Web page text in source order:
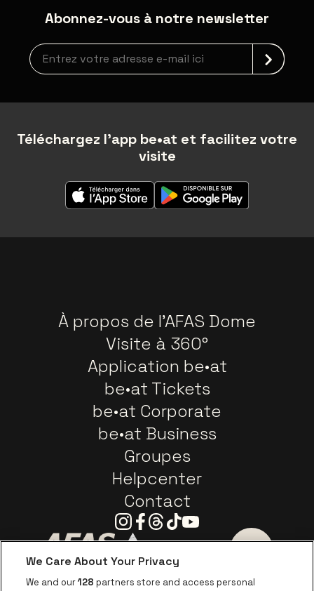
Abonnez-vous à notre newsletter
Inscription à la newsletter
Téléchargez l'app be•at et facilitez votre
visite
À propos de l'AFAS Dome
Visite à 360°
Application be•at
be•at Tickets
be•at Corporate
be•at Business
Groupes
Helpcenter
Contact
Instagram
Facebook
Threads
TiktokYoutube
Visitez le
We Care About Your Privacy
We and our128 partners store and access personal